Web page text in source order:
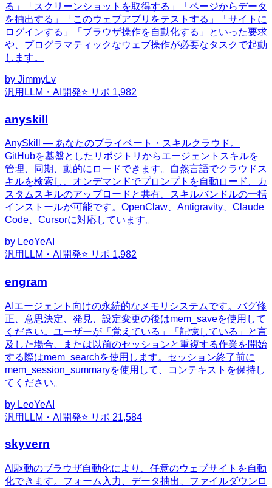
る」「スクリーンショットを取得する」「ページからデータ
を抽出する」「このウェブアプリをテストする」「サイトに
ログインする」「ブラウザ操作を自動化する」といった要求
や、プログラマティックなウェブ操作が必要なタスクで起動
します。
by JimmyLv
汎用 LLM・AI開発⭐ リポ 1,982
anyskill
AnySkill — あなたのプライベート・スキルクラウド。
GitHubを基盤としたリポジトリからエージェントスキルを
管理、同期、動的にロードできます。自然言語でクラウドス
キルを検索し、オンデマンドでプロンプトを自動ロード、カ
スタムスキルのアップロードと共有、スキルバンドルの一括
インストールが可能です。OpenClaw、Antigravity、Claude
Code、Cursorに対応しています。
by LeoYeAI
汎用 LLM・AI開発⭐ リポ 1,982
engram
AIエージェント向けの永続的なメモリシステムです。バグ修
正、意思決定、発見、設定変更の後はmem_saveを使用して
ください。ユーザーが「覚えている」「記憶している」と言
及した場合、または以前のセッションと重複する作業を開始
する際はmem_searchを使用します。セッション終了前に
mem_session_summaryを使用して、コンテキストを保持し
てください。
by LeoYeAI
汎用 LLM・AI開発⭐ リポ 21,584
skyvern
AI駆動のブラウザ自動化により、任意のウェブサイトを自動
化できます。フォーム入力、データ抽出、ファイルダウンロ